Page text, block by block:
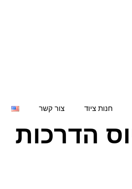
חנות ציוד צור קשר
הדרכות